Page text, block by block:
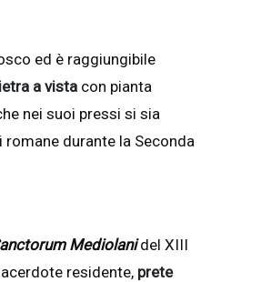
ed è raggiungibile
a vista con pianta
nei suoi pressi si sia
durante la Seconda
Mediolanidel XIII
residente, prete